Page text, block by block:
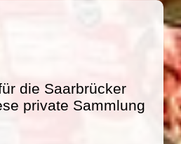
die Saarbrücker
private Sammlung